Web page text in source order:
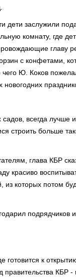
дети заслужили
комнату, где
главу
с конфетами,
Ю. Коков
садов, всегда лучше
строить больше
глава КБР
красиво
из которых потом
подрядчиков
готовится к
правительства КБР -